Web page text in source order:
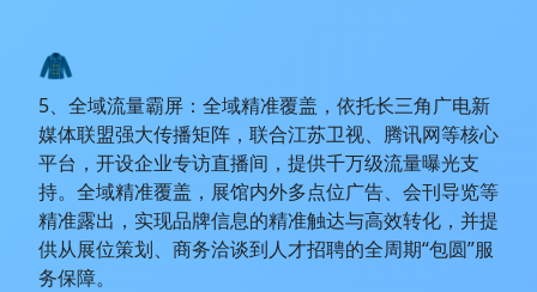
🧥
5、全域流量霸屏：全域精准覆盖，依托长三角广电新
媒体联盟强大传播矩阵，联合江苏卫视、腾讯网等核心
平台，开设企业专访直播间，提供千万级流量曝光支
持。全域精准覆盖，展馆内外多点位广告、会刊导览等
精准露出，实现品牌信息的精准触达与高效转化，并提
供从展位策划、商务洽谈到人才招聘的全周期“包圆”服
务保障。